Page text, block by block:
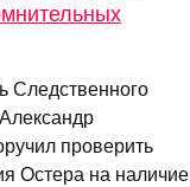
Следственного
проверить
Остера на наличие